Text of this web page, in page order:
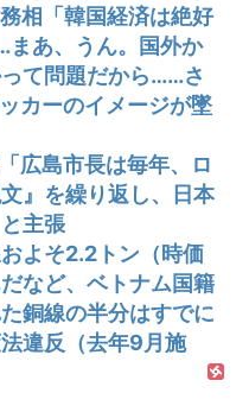
相「韓国経済は絶好
あ、うん。国外か
て問題だから……さ
カーのイメージが墜
広島市長は毎年、ロ
』を繰り返し、日本
主張
よそ2.2トン（時価
など、ベトナム国籍
銅線の半分はすでに
違反（去年9月施